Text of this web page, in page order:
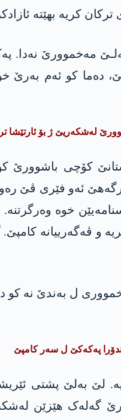
کریە بهێتە
مەخموورێ نەدا.
دەما کو ئەم
لەشکەریێ ژ بۆ ئارتێشا
پشتی سالا 1994ێ ژ باکورێ
وارگەھێ ئەو فێری
خوە
و ڤەگەرییانە
ل بەندێ نە کو
پەکەکێ ل سەر کامپێ